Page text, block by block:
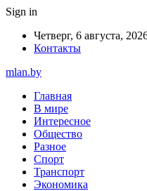
Sign in
Четверг, 6 августа,
Контакты
mlan.by
Главная
В мире
Интересное
Общество
Разное
Спорт
Транспорт
Экономика